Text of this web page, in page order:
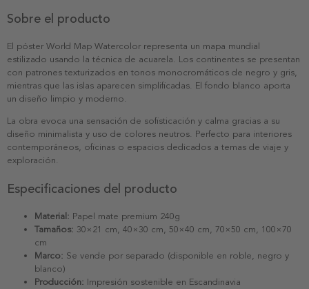
Sobre el producto
El póster World Map Watercolor representa un mapa mundial
estilizado usando la técnica de acuarela. Los continentes se presentan
con patrones texturizados en tonos monocromáticos de negro y gris,
mientras que las islas aparecen simplificadas. El fondo blanco aporta
un diseño limpio y moderno.
La obra evoca una sensación de sofisticación y calma gracias a su
diseño minimalista y uso de colores neutros. Perfecto para interiores
contemporáneos, oficinas o espacios dedicados a temas de viaje y
exploración.
Especificaciones del producto
Material: Papel mate premium 240g
Tamaños: 30×21 cm, 40×30 cm, 50×40 cm, 70×50 cm, 100×70
cm
Marco: Se vende por separado (disponible en roble, negro y
blanco)
Producción: Impresión sostenible en Escandinavia